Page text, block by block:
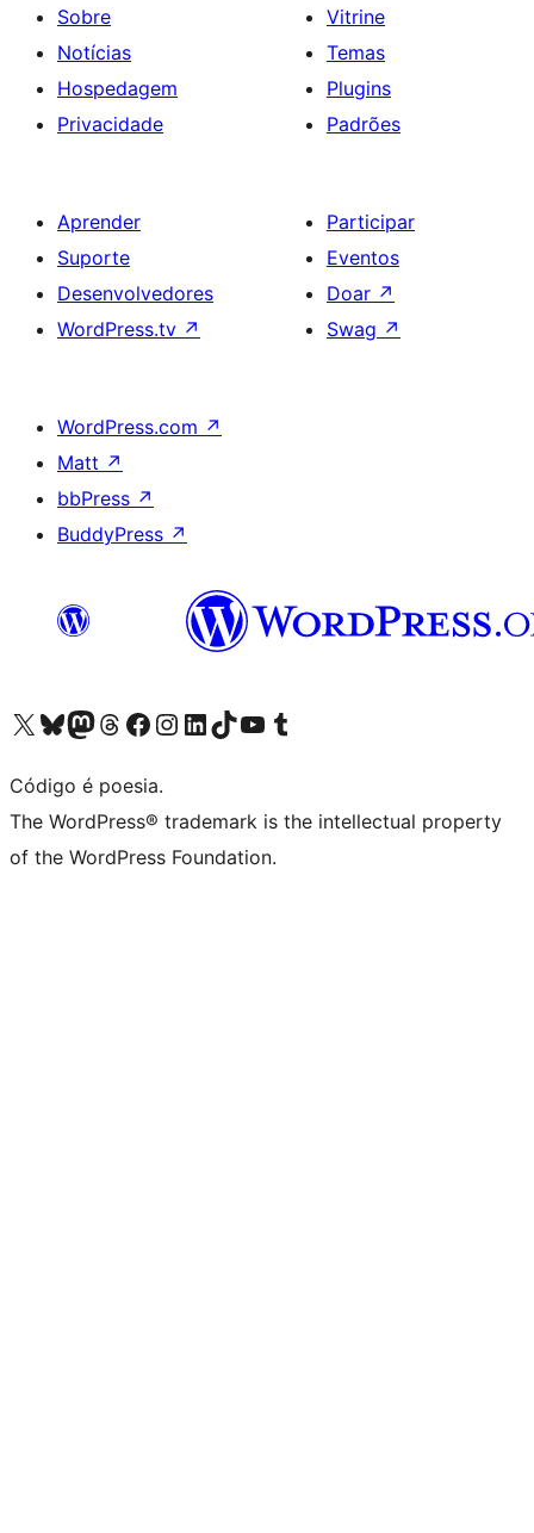
Sobre
Notícias
Hospedagem
Privacidade
Vitrine
Temas
Plugins
Padrões
Aprender
Suporte
Desenvolvedores
WordPress.tv ↗
Participar
Eventos
Doar ↗
Swag ↗
WordPress.com ↗
Matt ↗
bbPress ↗
BuddyPress ↗
Acessar nossa conta do X (antigo Twitter)
Acessar nossa conta do Bluesky
Acessar nossa conta do Mastodon
Acessar nossa conta do Threads
Acessar nossa página do Facebook
Acessar nossa conta do Instagram
Acessar nossa conta do LinkedIn
Acessar nossa conta do TikTok
Acessar nosso canal do YouTube
Acessar nossa conta no Tumblr
Código é poesia.
The WordPress® trademark is the intellectual property
of the WordPress Foundation.